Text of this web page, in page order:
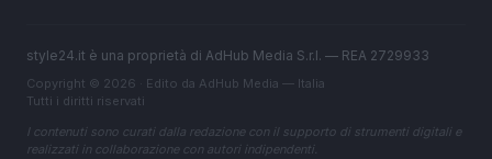
style24.it è una proprietà di AdHub Media S.r.l. — REA 2729933
Copyright © 2026 · Edito da AdHub Media — Italia
Tutti i diritti riservati
I contenuti sono curati dalla redazione con il supporto di strumenti digitali e
realizzati in collaborazione con autori indipendenti.